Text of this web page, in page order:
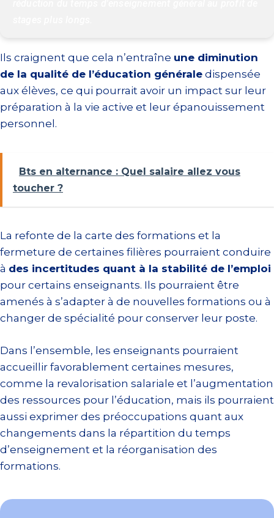
Ils craignent que cela n’entraîne une diminution
de la qualité de l’éducation générale dispensée
aux élèves, ce qui pourrait avoir un impact sur leur
préparation à la vie active et leur épanouissement
personnel.
Bts en alternance : Quel salaire allez vous
toucher ?
La refonte de la carte des formations et la
fermeture de certaines filières pourraient conduire
à des incertitudes quant à la stabilité de l’emploi
pour certains enseignants. Ils pourraient être
amenés à s’adapter à de nouvelles formations ou à
changer de spécialité pour conserver leur poste.
Dans l’ensemble, les enseignants pourraient
accueillir favorablement certaines mesures,
comme la revalorisation salariale et l’augmentation
des ressources pour l’éducation, mais ils pourraient
aussi exprimer des préoccupations quant aux
changements dans la répartition du temps
d’enseignement et la réorganisation des
formations.